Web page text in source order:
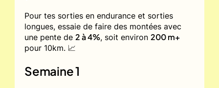
Pour tes sorties en endurance et sorties
longues, essaie de faire des montées avec
une pente de 2 à 4%, soit environ 200 m+
pour 10km. 📈
Semaine 1